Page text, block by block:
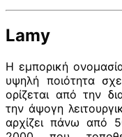
Lamy
Η εμπορική
υψηλή ποιότητα
ορίζεται από την
την άψογη
αρχίζει πάνω από